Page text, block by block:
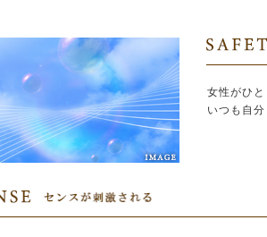
女性がひ
いつも自